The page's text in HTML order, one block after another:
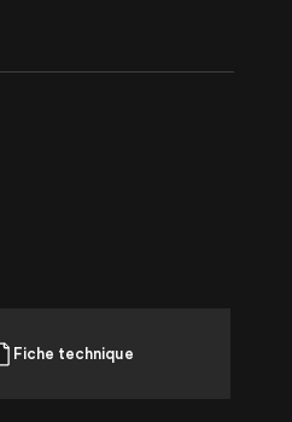
Fiche technique